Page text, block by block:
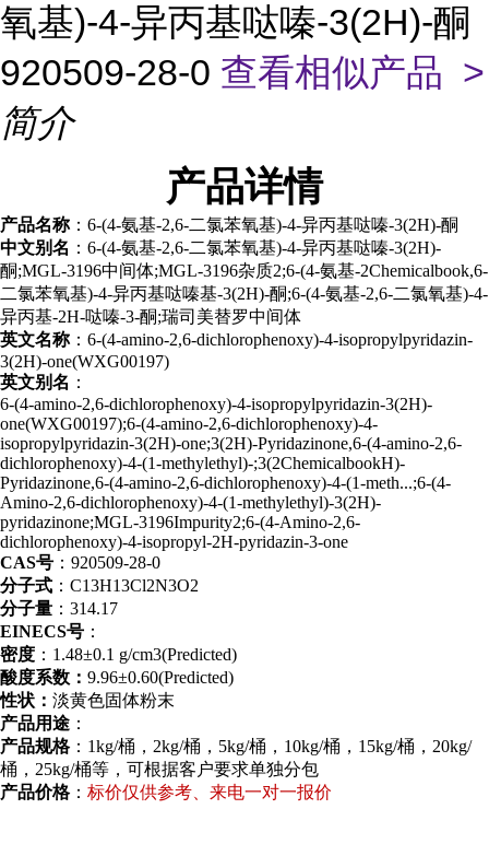
氧基)-4-异丙基哒嗪-3(2H)-酮
920509-28-0 查看相似产品 >
简介
产品详情
产品名称： 6-(4-氨基-2,6-二氯苯氧基)-4-异丙基哒嗪-3(2H)-酮
中文别名 ： 6-(4-氨基-2,6-二氯苯氧基)-4-异丙基哒嗪-3(2H)-
酮;MGL-3196中间体;MGL-3196杂质2;6-(4-氨基-2Chemicalbook,6-
二氯苯氧基)-4-异丙基哒嗪基-3(2H)-酮;6-(4-氨基-2,6-二氯氧基)-4-
异丙基-2H-哒嗪-3-酮;瑞司美替罗中间体
英文名称： 6-(4-amino-2,6-dichlorophenoxy)-4-isopropylpyridazin-
3(2H)-one(WXG00197)
英文别名 ：
6-(4-amino-2,6-dichlorophenoxy)-4-isopropylpyridazin-3(2H)-
one(WXG00197);6-(4-amino-2,6-dichlorophenoxy)-4-
isopropylpyridazin-3(2H)-one;3(2H)-Pyridazinone,6-(4-amino-2,6-
dichlorophenoxy)-4-(1-methylethyl)-;3(2ChemicalbookH)-
Pyridazinone,6-(4-amino-2,6-dichlorophenoxy)-4-(1-meth...;6-(4-
Amino-2,6-dichlorophenoxy)-4-(1-methylethyl)-3(2H)-
pyridazinone;MGL-3196Impurity2;6-(4-Amino-2,6-
dichlorophenoxy)-4-isopropyl-2H-pyridazin-3-one
CAS号 ： 920509-28-0
分子式 ： C13H13Cl2N3O2
分子量 ： 314.17
EINECS号 ：
密度 ：1.48±0.1 g/cm3(Predicted)
酸度系数： 9.96±0.60(Predicted)
性状： 淡黄色固体粉末
产品用途 ：
产品规格：1kg/桶，2kg/桶，5kg/桶，10kg/桶，15kg/桶，20kg/
桶，25kg/桶等，可根据客户要求单独分包
产品价格： 标价仅供参考、来电一对一报价